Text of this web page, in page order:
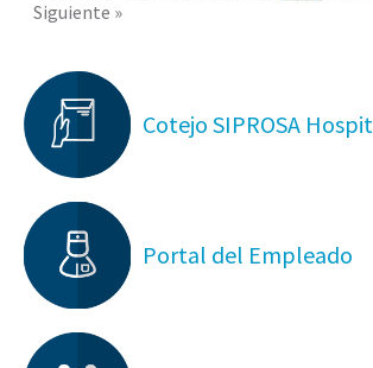
Siguiente »
Cotejo SIPROSA
Portal del Empleado